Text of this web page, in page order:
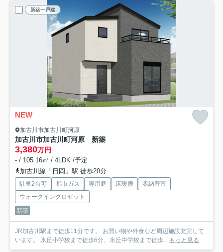
新築一戸建
NEW
加古川市加古川町河原
加古川市加古川町河原 新築
3,380万円
- / 105.16㎡ / 4LDK /予定
加古川線「日岡」駅 徒歩20分
駐車2台可 都市ガス 専用庭 床暖房
収納豊富
ウォークインクロゼット
新築
JR加古川駅まで徒歩11分です。 お買い物や外食など周辺施設充実して
います。 氷丘小学校まで徒歩6分、氷丘中学校まで徒歩...
もっと見る